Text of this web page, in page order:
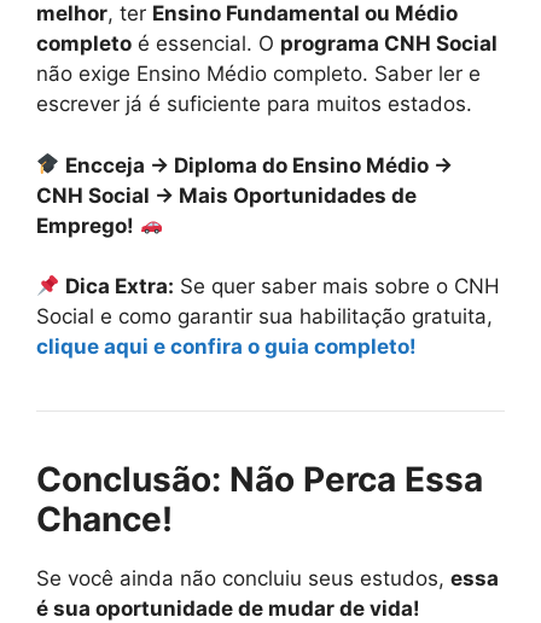
melhor, ter Ensino Fundamental ou Médio
completo é essencial. O programa CNH Social
não exige Ensino Médio completo. Saber ler e
escrever já é suficiente para muitos estados.
Encceja → Diploma do Ensino Médio →
CNH Social → Mais Oportunidades de
Emprego!
Dica Extra: Se quer saber mais sobre o CNH
Social e como garantir sua habilitação gratuita,
clique aqui e confira o guia completo!
Conclusão: Não Perca Essa
Chance!
Se você ainda não concluiu seus estudos, essa
é sua oportunidade de mudar de vida!